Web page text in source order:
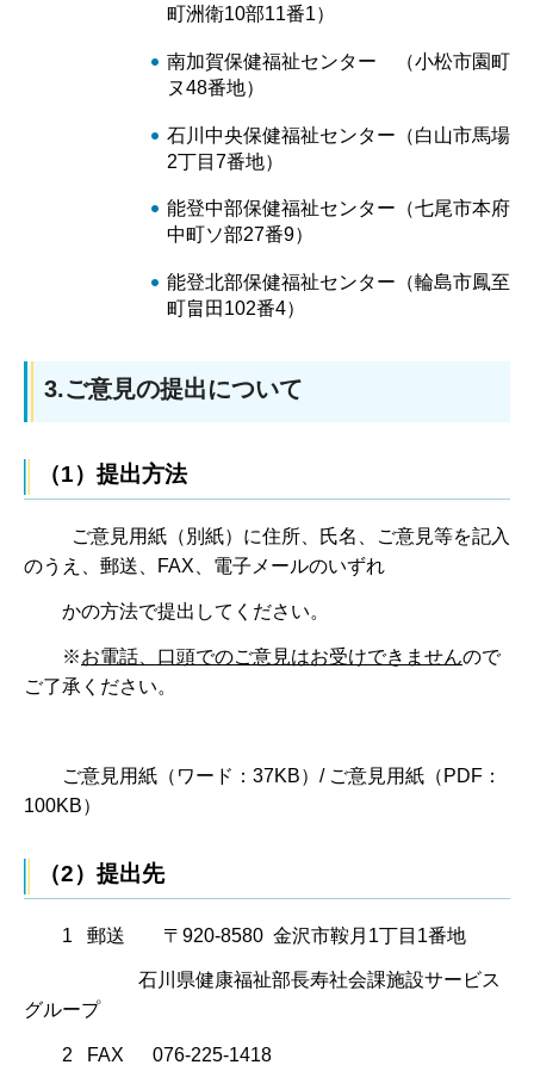
町洲衛10部11番1）
南加賀保健福祉センター （小松市園町
ヌ48番地）
石川中央保健福祉センター（白山市馬場
2丁目7番地）
能登中部保健福祉センター（七尾市本府
中町ソ部27番9）
能登北部保健福祉センター（輪島市鳳至
町畠田102番4）
3.ご意見の提出について
（1）提出方法
ご意見用紙（別紙）に住所、氏名、ご意見等を記入
のうえ、郵送、FAX、電子メールのいずれ
かの方法で提出してください。
※お電話、口頭でのご意見はお受けできませんので
ご了承ください。
ご意見用紙（ワード：37KB）/ ご意見用紙（PDF：
100KB）
（2）提出先
1 郵送 〒920-8580 金沢市鞍月1丁目1番地
石川県健康福祉部長寿社会課施設サービス
グループ
2 FAX 076-225-1418